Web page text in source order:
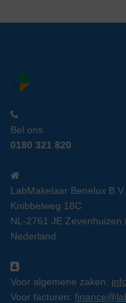
Bel ons
0180 321 820
LabMakelaar Benelux B.V.
Knibbelweg 18C
NL-2761 JE Zevenhuizen
Nederland
Voor algemene zaken:
Voor facturen: